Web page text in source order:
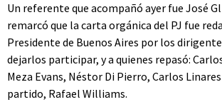
Un referente que acompañó ayer fue José
remarcó que la carta orgánica del PJ fue
Presidente de Buenos Aires por los
dejarlos participar, y a quienes repasó:
Meza Evans, Néstor Di Pierro, Carlos
partido, Rafael Williams.